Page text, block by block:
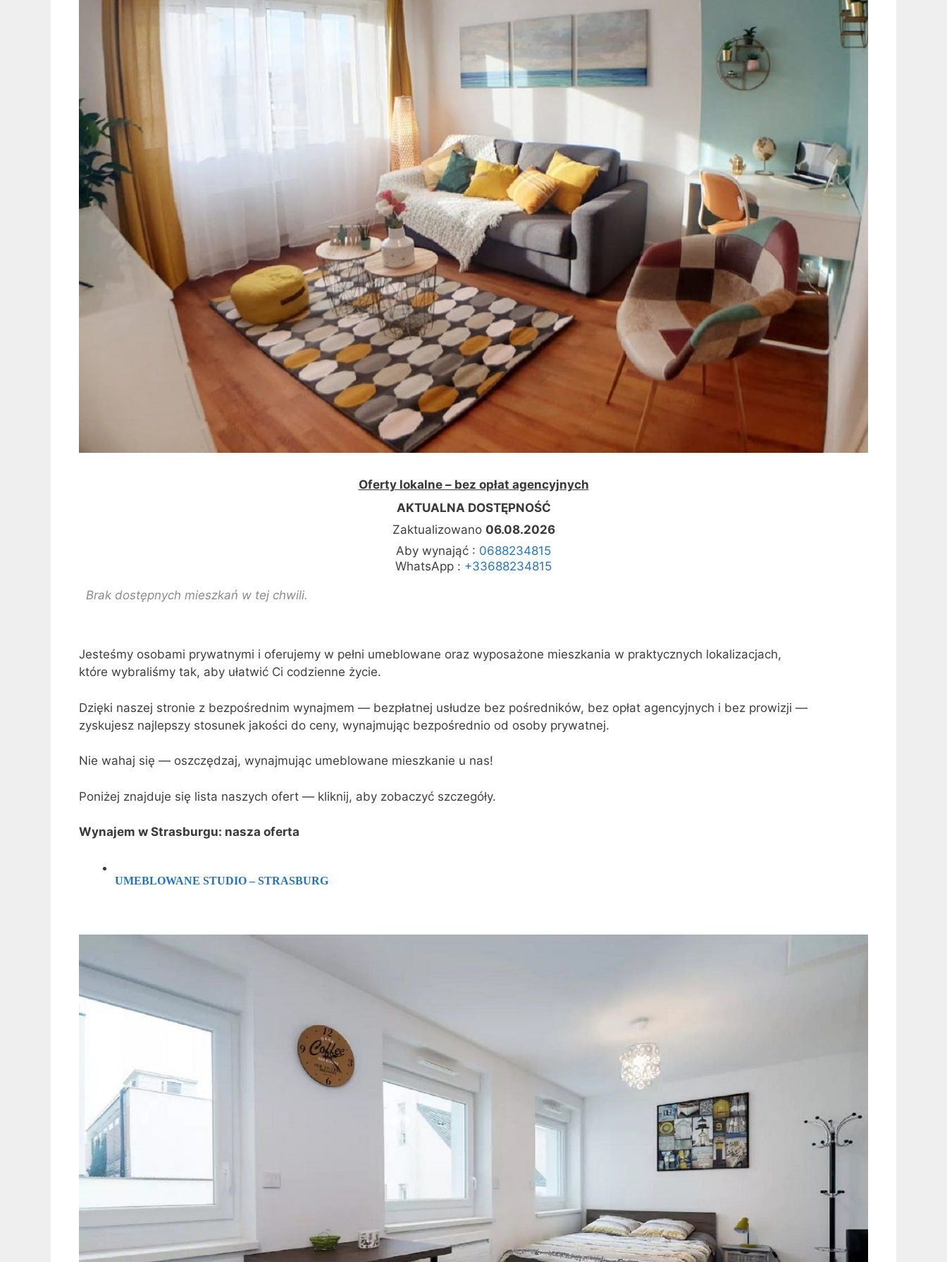
Oferty lokalne – bez opłat agencyjnych
AKTUALNA DOSTĘPNOŚĆ
Zaktualizowano 06.08.2026
Aby wynająć : 0688234815
WhatsApp : +33688234815
Brak dostępnych mieszkań w tej chwili.
Jesteśmy osobami prywatnymi i oferujemy w pełni umeblowane oraz wyposażone mieszkania w praktycznych lokalizacjach,
które wybraliśmy tak, aby ułatwić Ci codzienne życie.
Dzięki naszej stronie z bezpośrednim wynajmem — bezpłatnej usłudze bez pośredników, bez opłat agencyjnych i bez prowizji —
zyskujesz najlepszy stosunek jakości do ceny, wynajmując bezpośrednio od osoby prywatnej.
Nie wahaj się — oszczędzaj, wynajmując umeblowane mieszkanie u nas!
Poniżej znajduje się lista naszych ofert — kliknij, aby zobaczyć szczegóły.
Wynajem w Strasburgu: nasza oferta
UMEBLOWANE STUDIO – STRASBURG